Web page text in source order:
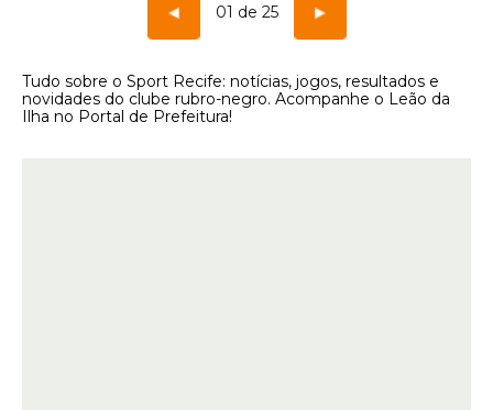
01 de 25
Tudo sobre o Sport Recife: notícias, jogos, resultados e
novidades do clube rubro-negro. Acompanhe o Leão da
Ilha no Portal de Prefeitura!